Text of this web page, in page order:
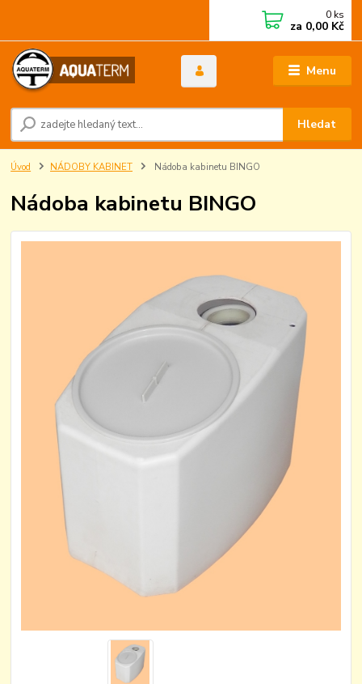
Menu
Hledat
0 ks
za 0,00 Kč
Úvod NÁDOBY KABINET Nádoba kabinetu BINGO
Nádoba kabinetu BINGO